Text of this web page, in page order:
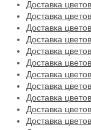
Доставка
Доставка
Доставка
Доставка
Доставка
Доставка
Доставка
Доставка
Доставка
Доставка
Доставка